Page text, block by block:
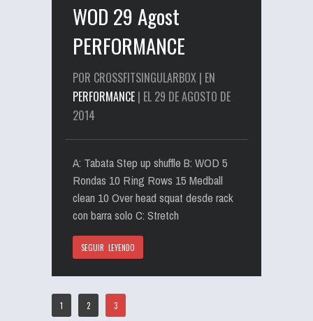
WOD 29 Agost
PERFORMANCE
POR CROSSFITSINGULARBOX | EN
PERFORMANCE | EL 29 DE AGOSTO DE
2014
A: Tabata Step up shuffle B: WOD 5
Rondas 10 Ring Rows 15 Medball
clean 10 Over head squat desde rack
con barra solo C: Stretch
SEGUIR LEYENDO
1 2 3